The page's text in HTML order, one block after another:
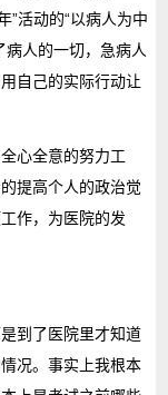
”活动的“以病人为中
病人的一切，急病人
自己的实际行动让
心全意的努力工
提高个人的政治觉
作，为医院的发
到了医院里才知道
况。事实上我根本